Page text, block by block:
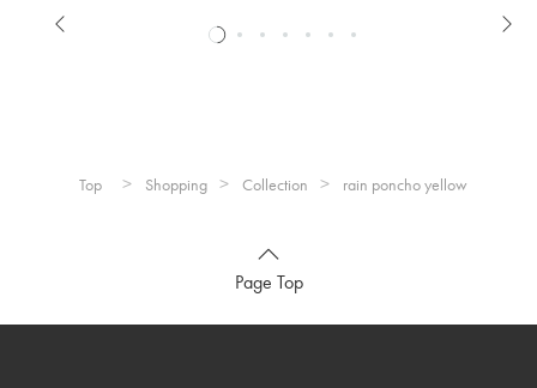
Top Shopping Collection rain poncho yellow
Page Top